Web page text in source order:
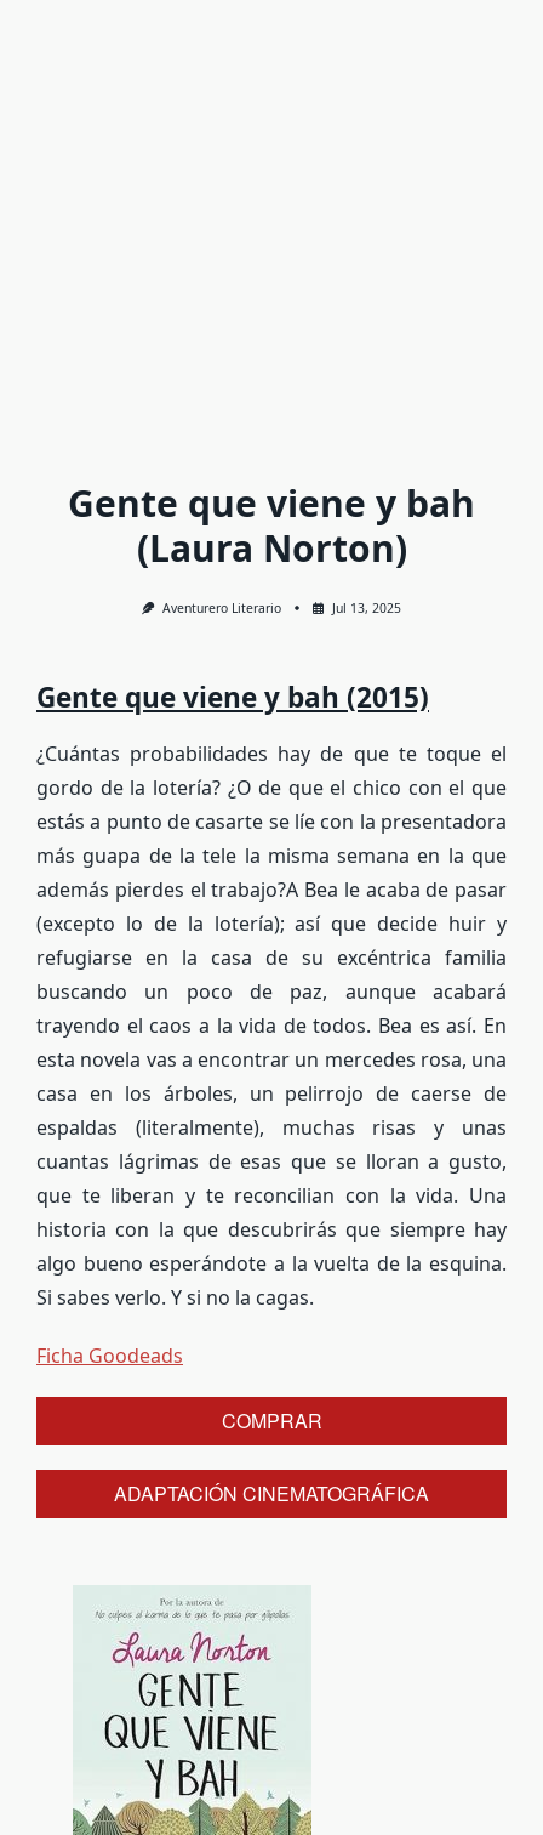
Gente que viene y bah
(Laura Norton)
Aventurero Literario Jul 13, 2025
Gente que viene y bah (2015)
¿Cuántas probabilidades hay de que te toque el
gordo de la lotería? ¿O de que el chico con el que
estás a punto de casarte se líe con la presentadora
más guapa de la tele la misma semana en la que
además pierdes el trabajo?A Bea le acaba de pasar
(excepto lo de la lotería); así que decide huir y
refugiarse en la casa de su excéntrica familia
buscando un poco de paz, aunque acabará
trayendo el caos a la vida de todos. Bea es así. En
esta novela vas a encontrar un mercedes rosa, una
casa en los árboles, un pelirrojo de caerse de
espaldas (literalmente), muchas risas y unas
cuantas lágrimas de esas que se lloran a gusto,
que te liberan y te reconcilian con la vida. Una
historia con la que descubrirás que siempre hay
algo bueno esperándote a la vuelta de la esquina.
Si sabes verlo. Y si no la cagas.
Ficha Goodeads
COMPRAR
ADAPTACIÓN CINEMATOGRÁFICA